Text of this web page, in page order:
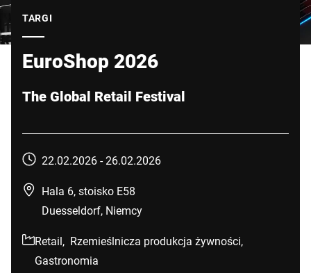
TARGI
EuroShop 2026
The Global Retail Festival
22.02.2026 -26.02.2026
Hala 6, stoisko E58
Duesseldorf, Niemcy
Retail, Rzemieślnicza produkcja żywności,
Gastronomia